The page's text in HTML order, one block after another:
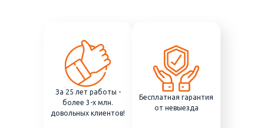
За 25 лет работы -
более 3-х млн.
довольных клиентов!
Бесплатная гарантия
от невыезда